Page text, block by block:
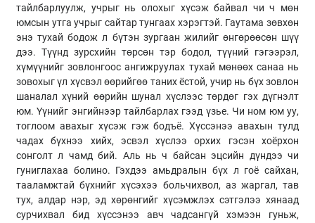
тайлбарлуулж, учрыг нь олохыг хүсэж байвал чи ч мөн
юмсын утга учрыг сайтар тунгаах хэрэгтэй. Гаутама зөвхөн
энэ тухай бодож л бүтэн зургаан жилийг өнгөрөөсөн шүү
дээ. Түүнд зурсхийн төрсөн тэр бодол, түүний гэгээрэл,
хүмүүнийг зовлонгоос ангижруулах тухай мөнөөх санаа нь
зовохыг үл хүсвэл өөрийгөө таних ёстой, учир нь бүх зовлон
шаналал хүний өөрийн шунал хүслээс төрдөг гэх дүгнэлт
юм. Үүнийг энгийнээр тайлбарлах гээд үзье. Чи ном юм уу,
тоглоом авахыг хүсэж гэж бодъё. Хүссэнээ авахын тулд
чадах бүхнээ хийх, эсвэл хүслээ орхих гэсэн хоёрхон
сонголт л чамд бий. Аль нь ч байсан эцсийн дүндээ чи
гуниглахаа болино. Гэхдээ амьдралын бүх л гоё сайхан,
тааламжтай бүхнийг хүсэхээ больчихвол, аз жаргал, тав
тух, алдар нэр, эд хөрөнгийг хүсэмжлэх сэтгэлээ хянаад
сурчихвал бид хүссэнээ авч чадсангүй хэмээн гуньж,